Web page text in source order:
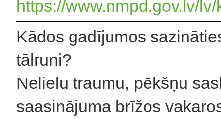
https://www.nmpd.gov.lv/
Kādos gadījumos
tālruni?
Nelielu traumu, pēkšņu
saasinājuma brīžos